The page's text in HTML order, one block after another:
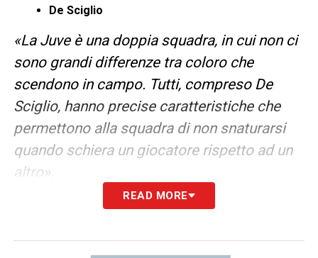
De Sciglio
«La Juve è una doppia squadra, in cui non ci
sono grandi differenze tra coloro che
scendono in campo. Tutti, compreso De
Sciglio, hanno precise caratteristiche che
permettono alla squadra di non snaturarsi
quando schiera un giocatore rispetto ad un
altro».
«È il giocatore che si è più calato nella parte,
READ MORE